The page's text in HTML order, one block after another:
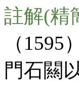
註解(精
（
門石闗